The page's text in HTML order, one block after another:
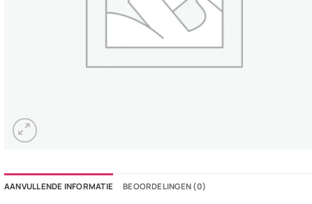
AANVULLENDE INFORMATIE BEOORDELINGEN (0)